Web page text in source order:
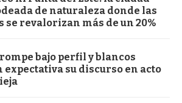
de naturaleza donde las
se revalorizan más de un 20%
bajo perfil y blancos
expectativa su discurso en acto